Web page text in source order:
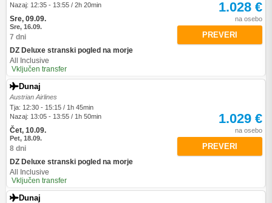
Nazaj: 12:35 - 13:55 / 2h 20min
Sre, 09.09.
Sre, 16.09.
7 dni
DZ Deluxe stranski pogled na morje
All Inclusive
Vključen transfer
1.028 €
na osebo
PREVERI
Dunaj
Austrian Airlines
Tja: 12:30 - 15:15 / 1h 45min
Nazaj: 13:05 - 13:55 / 1h 50min
Čet, 10.09.
Pet, 18.09.
8 dni
DZ Deluxe stranski pogled na morje
All Inclusive
Vključen transfer
1.029 €
na osebo
PREVERI
Dunaj